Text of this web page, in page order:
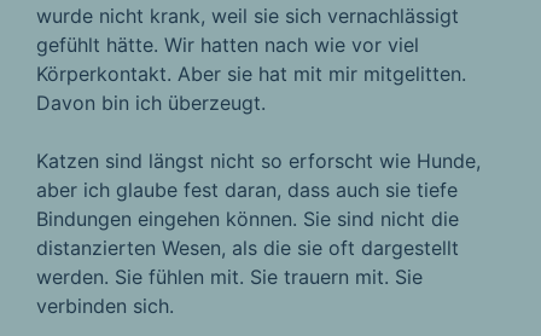
wurde nicht krank, weil sie sich vernachlässigt
gefühlt hätte. Wir hatten nach wie vor viel
Körperkontakt. Aber sie hat mit mir mitgelitten.
Davon bin ich überzeugt.
Katzen sind längst nicht so erforscht wie Hunde,
aber ich glaube fest daran, dass auch sie tiefe
Bindungen eingehen können. Sie sind nicht die
distanzierten Wesen, als die sie oft dargestellt
werden. Sie fühlen mit. Sie trauern mit. Sie
verbinden sich.